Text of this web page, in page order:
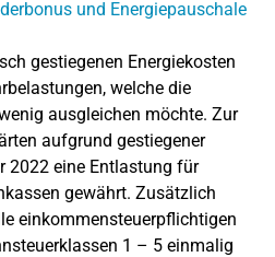
gestiegenen Energiekosten
welche die
ausgleichen möchte. Zur
aufgrund gestiegener
2022 eine Entlastung für
gewährt. Zusätzlich
einkommensteuerpflichtigen
1 – 5 einmalig